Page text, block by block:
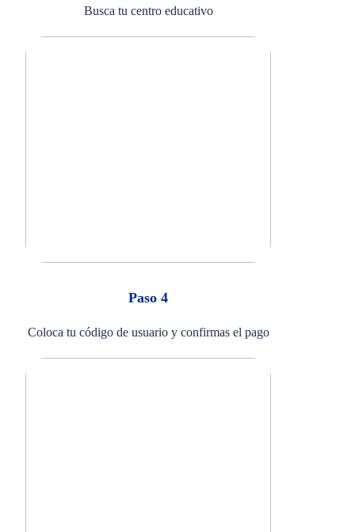
Busca tu centro educativo
Paso 4
Coloca tu código de usuario y confirmas el pago